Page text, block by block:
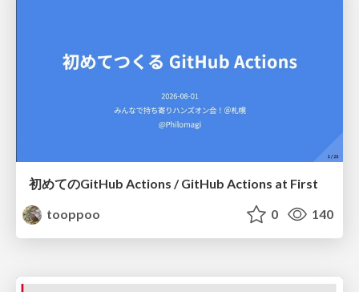
初めてのGitHub Actions / GitHub Actions at First
tooppoo
0 140